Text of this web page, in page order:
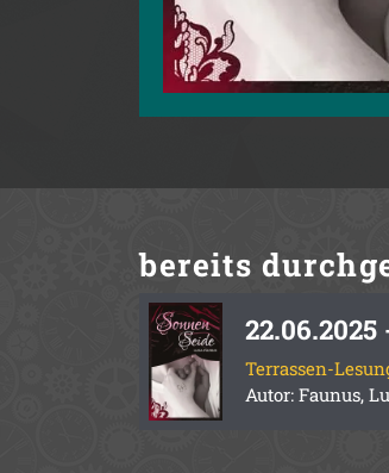
bereits
Terrassen-
Autor: Faunus,